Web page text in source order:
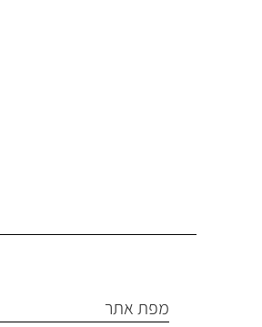
מפת אתר